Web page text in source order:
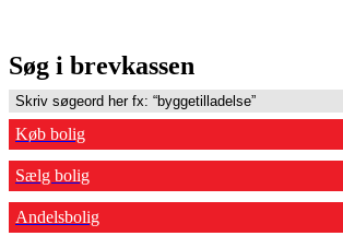
Søg i brevkassen
Køb bolig
Sælg bolig
Andelsbolig